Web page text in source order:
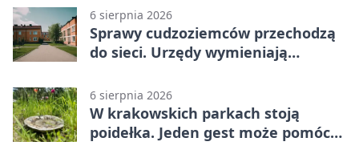
6 sierpnia 2026
Sprawy cudzoziemców przechodzą
do sieci. Urzędy wymieniają
6 sierpnia 2026
W krakowskich parkach stoją
poidełka. Jeden gest może pomóc